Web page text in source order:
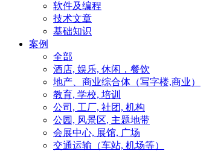
软件及编程
技术文章
基础知识
案例
全部
酒店, 娱乐, 休闲，餐饮
地产、商业综合体（写字楼,商业）
教育, 学校, 培训
公司, 工厂, 社团, 机构
公园, 风景区, 主题地带
会展中心, 展馆, 广场
交通运输（车站, 机场等）